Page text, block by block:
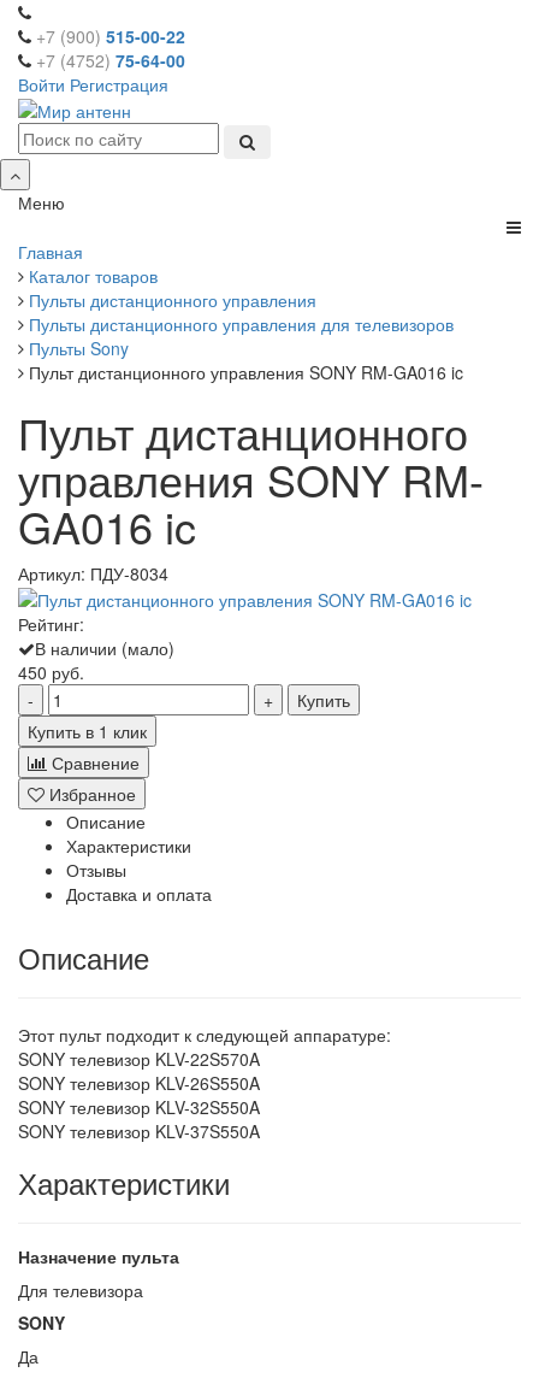
+7 (900) 515-00-22
+7 (4752) 75-64-00
Войти Регистрация
Меню
Главная
Каталог товаров
Пульты дистанционного управления
Пульты дистанционного управления для телевизоров
Пульты Sony
Пульт дистанционного управления SONY RM-GA016 ic
Пульт дистанционного
управления SONY RM-
GA016 ic
Артикул: ПДУ-8034
Рейтинг:
В наличии (мало)
450 руб.
Купить
Купить в 1 клик
Сравнение
Избранное
Описание
Характеристики
Отзывы
Доставка и оплата
Описание
Этот пульт подходит к следующей аппаратуре:
SONY телевизор KLV-22S570A
SONY телевизор KLV-26S550A
SONY телевизор KLV-32S550A
SONY телевизор KLV-37S550A
Характеристики
Назначение пульта
Для телевизора
SONY
Да